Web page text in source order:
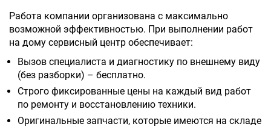
Работа компании организована с максимально
возможной эффективностью. При выполнении работ
на дому сервисный центр обеспечивает:
Вызов специалиста и диагностику по внешнему виду
(без разборки) – бесплатно.
Строго фиксированные цены на каждый вид работ
по ремонту и восстановлению техники.
Оригинальные запчасти, которые имеются на складе